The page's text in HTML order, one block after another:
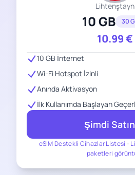
Lihtenştayn
10 GB 30
10.99€
eSIM Destekli Cihazlar Listesi -
paketleri
10 GB İnternet
Wi-Fi Hotspot İzinli
Anında Aktivasyon
İlk Kullanımda Başlayan
Şimdi